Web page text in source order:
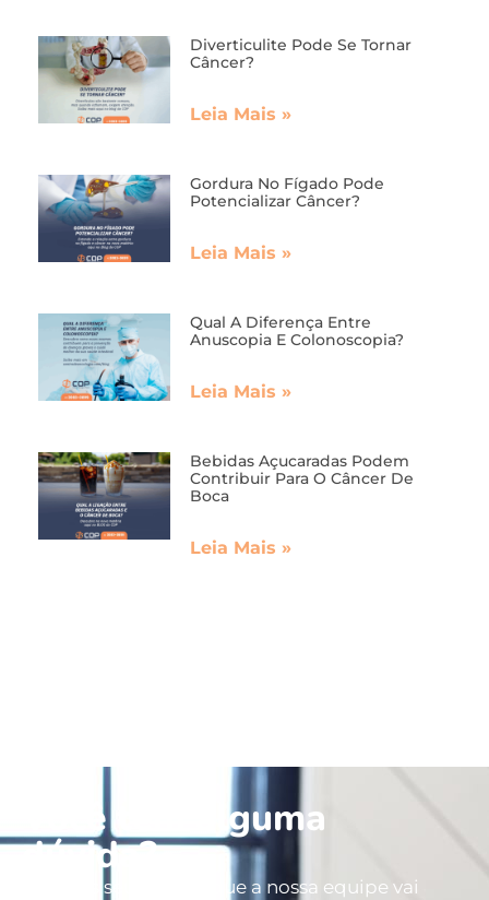
Diverticulite Pode Se Tornar
Câncer?
Leia Mais »
Gordura No Fígado Pode
Potencializar Câncer?
Leia Mais »
Qual A Diferença Entre
Anuscopia E Colonoscopia?
Leia Mais »
Bebidas Açucaradas Podem
Contribuir Para O Câncer De
Boca
Leia Mais »
Você tem alguma
dúvida?
Deixe os seus dados que a nossa equipe vai